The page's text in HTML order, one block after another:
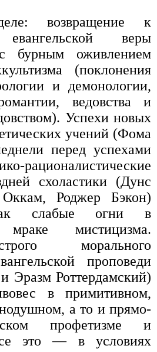
возвращение к
евангельской веры
с бурным оживлением
(поклонения
и демонологии,
ведовства и
Успехи новых
учений (Фома
перед успехами
рационалистические
схоластики (Дунс
Роджер Бэкон)
слабые огни в
мистицизма.
морального
проповеди
Эразм Роттердамский)
в примитивном,
а то и прямо-
профетизме и
это — в условиях